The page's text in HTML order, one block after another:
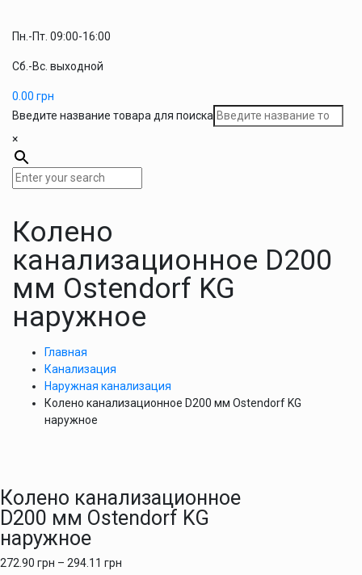
Пн.-Пт. 09:00-16:00
Сб.-Вс. выходной
0.00 грн
Введите название товара для поиска
×
Колено
канализационное D200
мм Ostendorf KG
наружное
Главная
Канализация
Наружная канализация
Колено канализационное D200 мм Ostendorf KG
наружное
Колено канализационное
D200 мм Ostendorf KG
наружное
272.90 грн – 294.11 грн